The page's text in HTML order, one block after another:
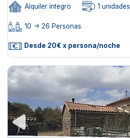
Alquiler íntegro 1 unidades
10 -> 26 Personas
Desde 20€ x persona/noche